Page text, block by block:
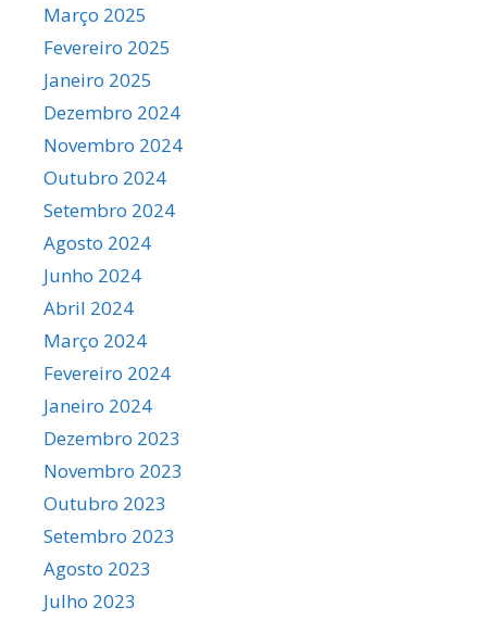
Março 2025
Fevereiro 2025
Janeiro 2025
Dezembro 2024
Novembro 2024
Outubro 2024
Setembro 2024
Agosto 2024
Junho 2024
Abril 2024
Março 2024
Fevereiro 2024
Janeiro 2024
Dezembro 2023
Novembro 2023
Outubro 2023
Setembro 2023
Agosto 2023
Julho 2023